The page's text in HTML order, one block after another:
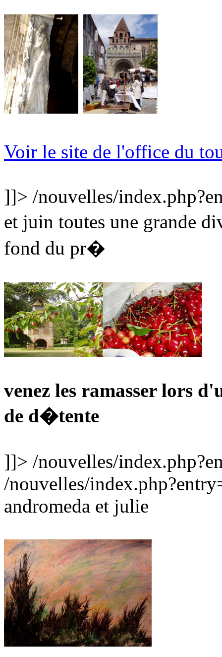
Voir le site de l'office du
]]> /nouvelles/
et juin toutes une grande
fond du pr�
venez les ramasser lors
de d�tente
]]> /nouvelles/
/nouvelles/
andromeda et julie